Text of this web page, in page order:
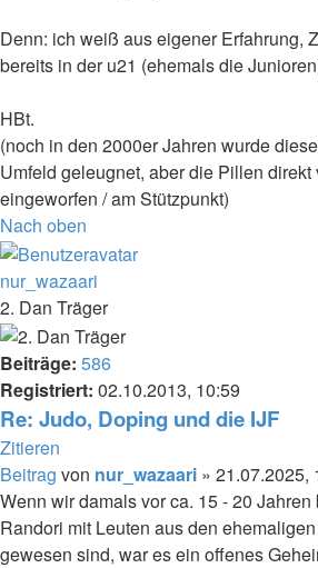
Denn: ich weiß aus eigener Erfahrung,
bereits in der u21 (ehemals die
HBt.
(noch in den 2000er Jahren wurde
Umfeld geleugnet, aber die Pillen
eingeworfen / am Stützpunkt)
Nach oben
nur_wazaari
2. Dan Träger
Beiträge: 586
Registriert: 02.10.2013, 10:59
Re: Judo, Doping und die IJF
Zitieren
Beitrag von nur_wazaari » 21.07.2025,
Wenn wir damals vor ca. 15 - 20
Randori mit Leuten aus den
gewesen sind, war es ein offenes